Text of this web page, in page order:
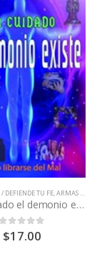
VIDAS
DEFIENDE TU FE,ARMAS ESPIRITUALES
Ten cuidado el demonio existe
out of 5
$17.00